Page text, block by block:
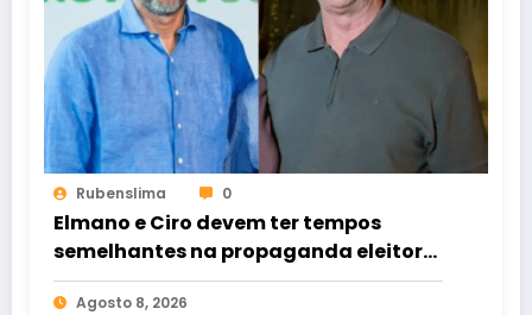
Rubenslima 0
Elmano e Ciro devem ter tempos
semelhantes na propaganda eleitoral
de rádio e TV
Agosto 8, 2026